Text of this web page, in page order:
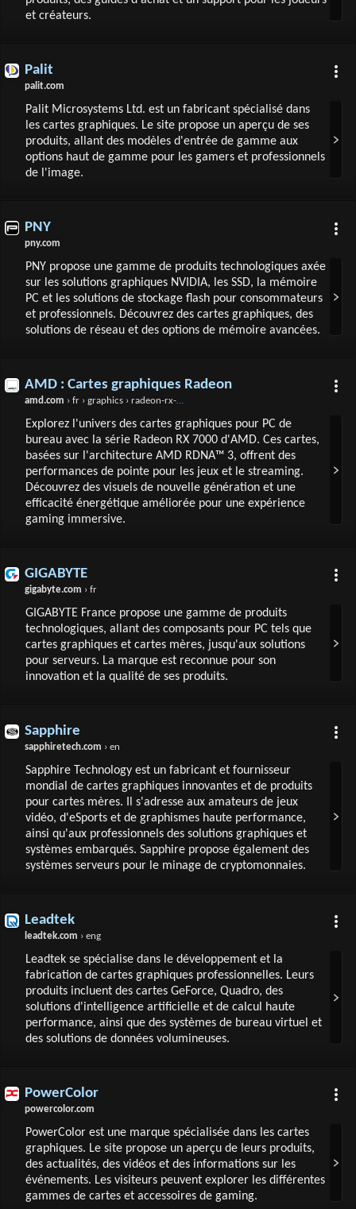
et créateurs.
Palit
palit.com
Palit Microsystems Ltd. est un fabricant spécialisé dans
les cartes graphiques. Le site propose un aperçu de ses
produits, allant des modèles d'entrée de gamme aux
options haut de gamme pour les gamers et professionnels
de l'image.
PNY
pny.com
PNY propose une gamme de produits technologiques axée
sur les solutions graphiques NVIDIA, les SSD, la mémoire
PC et les solutions de stockage flash pour consommateurs
et professionnels. Découvrez des cartes graphiques, des
solutions de réseau et des options de mémoire avancées.
AMD : Cartes graphiques Radeon
amd.com › fr › graphics › radeon-rx-graphics
Explorez l'univers des cartes graphiques pour PC de
bureau avec la série Radeon RX 7000 d'AMD. Ces cartes,
basées sur l'architecture AMD RDNA™ 3, offrent des
performances de pointe pour les jeux et le streaming.
Découvrez des visuels de nouvelle génération et une
efficacité énergétique améliorée pour une expérience
gaming immersive.
GIGABYTE
gigabyte.com › fr
GIGABYTE France propose une gamme de produits
technologiques, allant des composants pour PC tels que
cartes graphiques et cartes mères, jusqu'aux solutions
pour serveurs. La marque est reconnue pour son
innovation et la qualité de ses produits.
Sapphire
sapphiretech.com › en
Sapphire Technology est un fabricant et fournisseur
mondial de cartes graphiques innovantes et de produits
pour cartes mères. Il s'adresse aux amateurs de jeux
vidéo, d'eSports et de graphismes haute performance,
ainsi qu'aux professionnels des solutions graphiques et
systèmes embarqués. Sapphire propose également des
systèmes serveurs pour le minage de cryptomonnaies.
Leadtek
leadtek.com › eng
Leadtek se spécialise dans le développement et la
fabrication de cartes graphiques professionnelles. Leurs
produits incluent des cartes GeForce, Quadro, des
solutions d'intelligence artificielle et de calcul haute
performance, ainsi que des systèmes de bureau virtuel et
des solutions de données volumineuses.
PowerColor
powercolor.com
PowerColor est une marque spécialisée dans les cartes
graphiques. Le site propose un aperçu de leurs produits,
des actualités, des vidéos et des informations sur les
événements. Les visiteurs peuvent explorer les différentes
gammes de cartes et accessoires de gaming.